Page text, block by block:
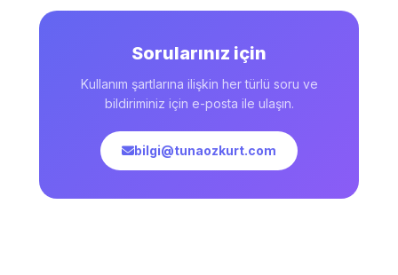
Sorularınız için
Kullanım şartlarına ilişkin her türlü soru ve
bildiriminiz için e-posta ile ulaşın.
bilgi@tunaozkurt.com